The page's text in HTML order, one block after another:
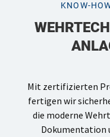
KNOW-
Mit zertifizierten
fertigen wir
die moderne
Dokumentation